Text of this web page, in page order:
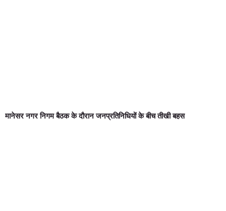
मानेसर नगर निगम बैठक के दौरान जनप्रतिनिधियों के बीच तीखी बहस